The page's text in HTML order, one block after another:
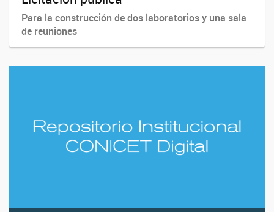
Para la construcción de dos laboratorios y una sala
de reuniones